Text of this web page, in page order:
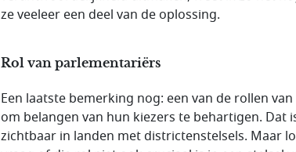
ze veeleer een deel van de oplossing.
Rol van parlementariërs
Een laatste bemerking nog: een van de rollen
om belangen van hun kiezers te behartigen. Dat
zichtbaar in landen met districtenstelsels. Maar